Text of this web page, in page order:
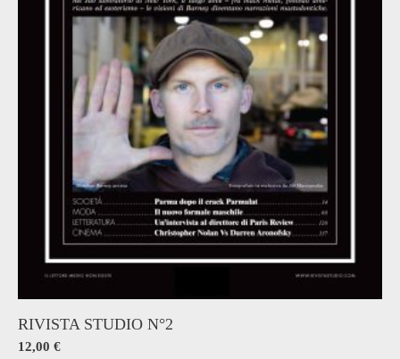
RIVISTA STUDIO N°2
12,00 €